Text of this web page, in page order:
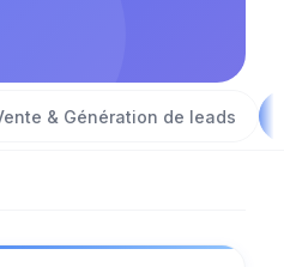
& Génération de leads